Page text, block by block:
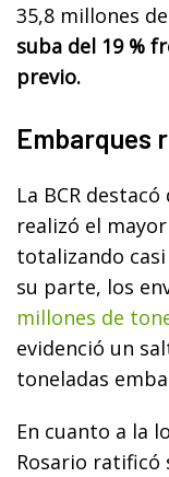
35,8 millones
suba del 19 %
previo.
Embarques
La BCR
realizó el
totalizando
su parte, los
millones de
evidenció un
toneladas
En cuanto a la
Rosario ratificó